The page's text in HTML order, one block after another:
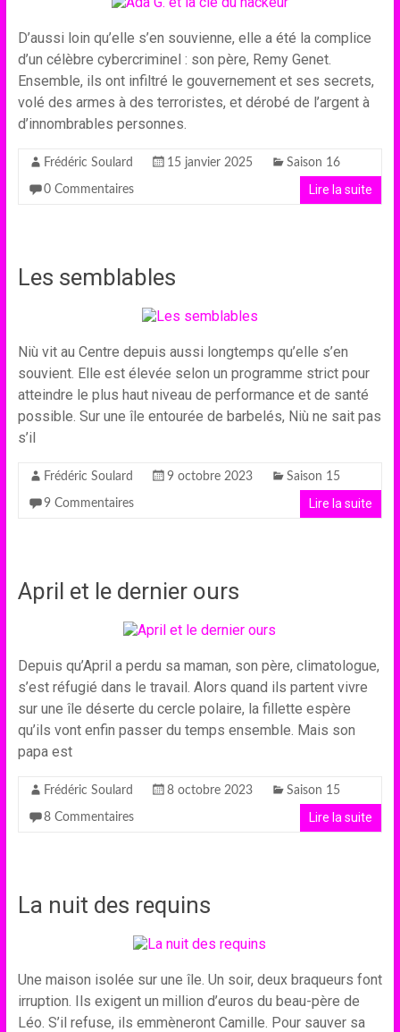
D’aussi loin qu’elle s’en souvienne, elle a été la complice
d’un célèbre cybercriminel : son père, Remy Genet.
Ensemble, ils ont infiltré le gouvernement et ses secrets,
volé des armes à des terroristes, et dérobé de l’argent à
d’innombrables personnes.
Frédéric Soulard 15 janvier 2025 Saison 16
0 Commentaires Lire la suite
Les semblables
Niù vit au Centre depuis aussi longtemps qu’elle s’en
souvient. Elle est élevée selon un programme strict pour
atteindre le plus haut niveau de performance et de santé
possible. Sur une île entourée de barbelés, Niù ne sait pas
s’il
Frédéric Soulard 9 octobre 2023 Saison 15
9 Commentaires Lire la suite
April et le dernier ours
Depuis qu’April a perdu sa maman, son père, climatologue,
s’est réfugié dans le travail. Alors quand ils partent vivre
sur une île déserte du cercle polaire, la fillette espère
qu’ils vont enfin passer du temps ensemble. Mais son
papa est
Frédéric Soulard 8 octobre 2023 Saison 15
8 Commentaires Lire la suite
La nuit des requins
Une maison isolée sur une île. Un soir, deux braqueurs font
irruption. Ils exigent un million d’euros du beau-père de
Léo. S’il refuse, ils emmèneront Camille. Pour sauver sa